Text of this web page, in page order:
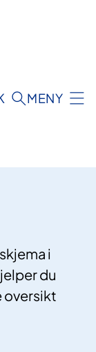
MENY
i
du
oversikt